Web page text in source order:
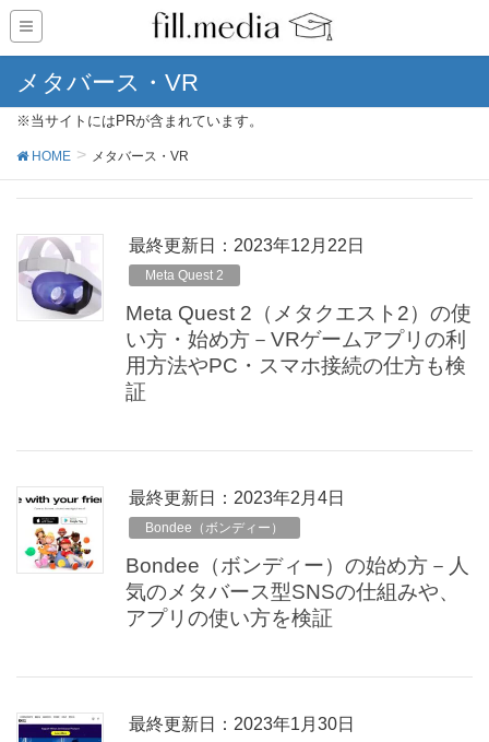
メタバース・VR
※当サイトにはPRが含まれています。
HOME メタバース・VR
最終更新日：2023年12月22日
Meta Quest 2
Meta Quest 2（メタクエスト2）の使
い方・始め方－VRゲームアプリの利
用方法やPC・スマホ接続の仕方も検
証
最終更新日：2023年2月4日
Bondee（ボンディー）
Bondee（ボンディー）の始め方－人
気のメタバース型SNSの仕組みや、
アプリの使い方を検証
最終更新日：2023年1月30日